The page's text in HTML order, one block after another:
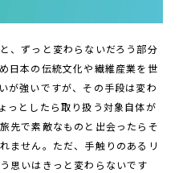
、ずっと変わらないだろう部分
日本の伝統文化や繊維産業を世
が強いですが、その手段は変わ
っとしたら取り扱う対象自体が
先で素敵なものと出会ったらそ
ません。ただ、手触りのあるリ
思いはきっと変わらないです